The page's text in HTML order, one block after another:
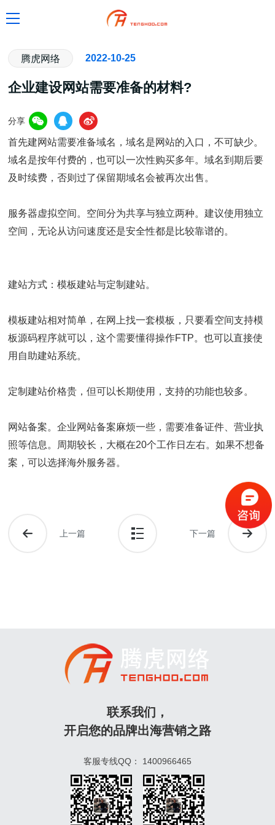
腾虎网络 2022-10-25
企业建设网站需要准备的材料?
分享
首先建网站需要准备域名，域名是网站的入口，不可缺少。
域名是按年付费的，也可以一次性购买多年。域名到期后要
及时续费，否则过了保留期域名会被再次出售。
服务器虚拟空间。空间分为共享与独立两种。建议使用独立
空间，无论从访问速度还是安全性都是比较靠谱的。
建站方式：模板建站与定制建站。
模板建站相对简单，在网上找一套模板，只要看空间支持模
板源码程序就可以，这个需要懂得操作FTP。也可以直接使
用自助建站系统。
定制建站价格贵，但可以长期使用，支持的功能也较多。
网站备案。企业网站备案麻烦一些，需要准备证件、营业执
照等信息。周期较长，大概在20个工作日左右。如果不想备
案，可以选择海外服务器。
上一篇 下一篇
联系我们，
开启您的品牌出海营销之路
客服专线QQ： 1400966465